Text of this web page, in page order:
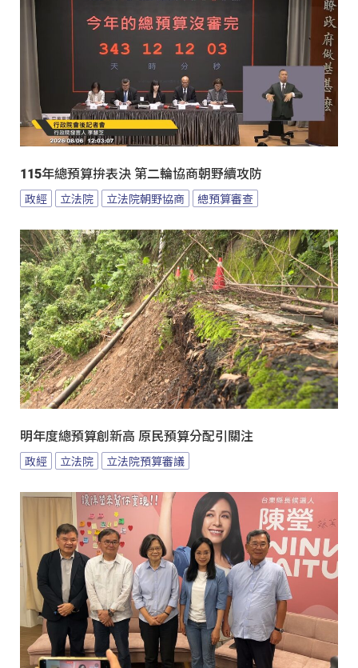
115年總預算拚表決 第二輪協商朝野續攻防
政經 立法院 立法院朝野協商 總預算審查
明年度總預算創新高 原民預算分配引關注
政經 立法院 立法院預算審議